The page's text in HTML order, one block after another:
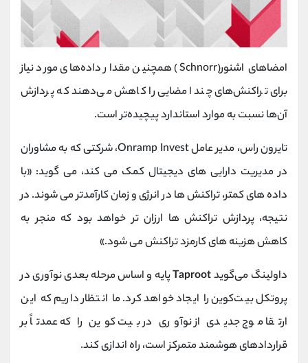
امضاهای اشنور(Schnorr) همچنین مقدار داده‌های مورد نیاز
برای تراکنش‌های چند امضایی را کاهش می‌دهند که پردازش
آن‌ها نسبت به موارد استاندارد پیچیده‌تر است.
تایرون راس، مدیر عامل Onramp Invest، شرکتی که به مشاوران
در مدیریت دارایی های دیجیتال کمک می کند، می گوید: «با
داده های کمتر، تراکنش ها در انرژی و زمان کارآمدتر می شوند. در
نتیجه، پردازش تراکنش ها ارزان تر خواهد بود که منجر به
کاهش هزینه های کارمزد تراکنش می شود.»
داولینگ می‌گویدTaprootپایه و اساس مرحله بعدی نوآوری در
پروتکل بیت‌کوین را ایجاد خواهد کرد. ما انتظار داریم که این
ارتقا موج جدیدی از نوآوری در بیت کوین را که عمدتاً بر
قراردادهای هوشمند متمرکز است، راه اندازی کند.